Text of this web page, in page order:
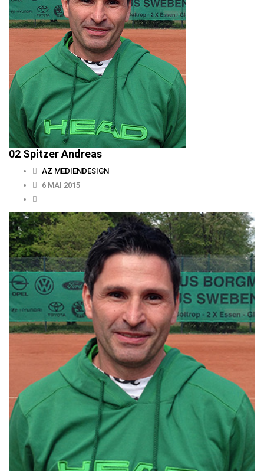
02 Spitzer Andreas
AZ MEDIENDESIGN
6 MAI 2015